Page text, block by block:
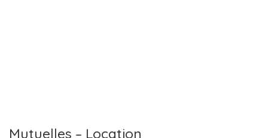
Mutuelles – Location